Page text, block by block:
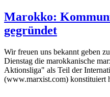
Marokko:
gegründet
Wir freuen uns bekannt geben
Dienstag die marokkanische
Aktionsliga" als Teil der
(www.marxist.com) konstituiert